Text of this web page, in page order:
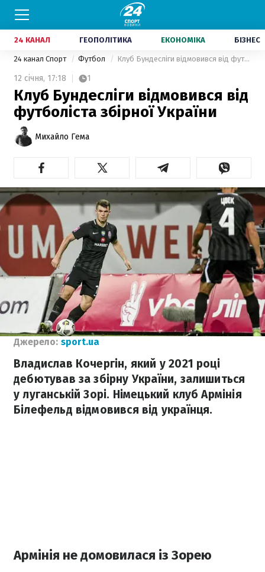
24 КАНАЛ ГЕОПОЛІТИКА ЕКОНОМІКА БІЗНЕС
24 канал Спорт Футбол Клуб Бундесліги відмовився від футболіста збірної України
12 січня, 17:18 1
Клуб Бундесліги відмовився від
футболіста збірної України
Михайло Гема
Джерело: sport.ua
Владислав Кочергін, який у 2021 році
дебютував за збірну України, залишиться
у луганській Зорі. Німецький клуб Армінія
Білефельд відмовився від українця.
Армінія не домовилася із Зорею